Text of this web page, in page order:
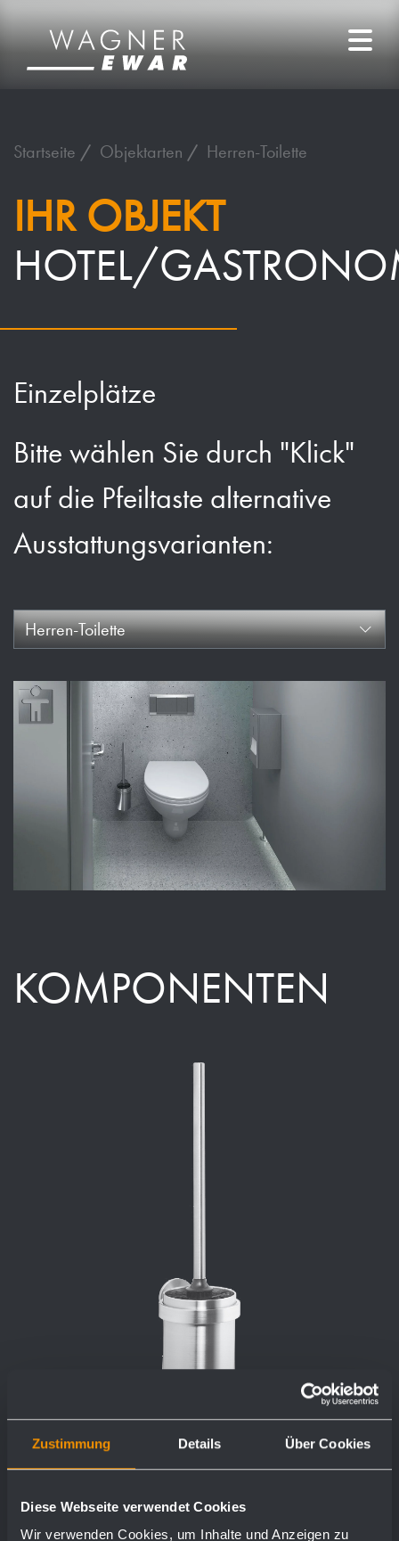
Zustimmung Details Über Cookies
Diese Webseite verwendet Cookies
Wir verwenden Cookies, um Inhalte und Anzeigen zu
Startseite Objektarten Herren-Toilette
IHR OBJEKT
HOTEL/
Einzelplätze
Bitte wählen Sie durch "Klick"
auf die Pfeiltaste alternative
Ausstattungsvarianten:
Herren-Toilette
KOMPONENTEN
Bürstengarnitur AC261
97 x 391 x 129 mm